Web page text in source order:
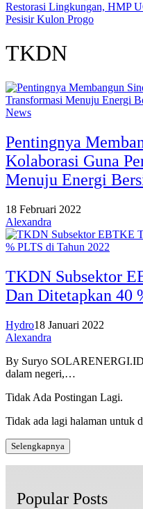
Restorasi Lingkungan, HMP
Pesisir Kulon Progo
TKDN
News
Pentingnya
Kolaborasi Guna
Menuju Energi
18 Februari 2022
Alexandra
TKDN Subsektor
Dan Ditetapkan 40
Hydro18 Januari 2022
Alexandra
By Suryo
dalam negeri,…
Tidak Ada Postingan Lagi.
Tidak ada lagi halaman untuk
Selengkapnya
Popular Posts